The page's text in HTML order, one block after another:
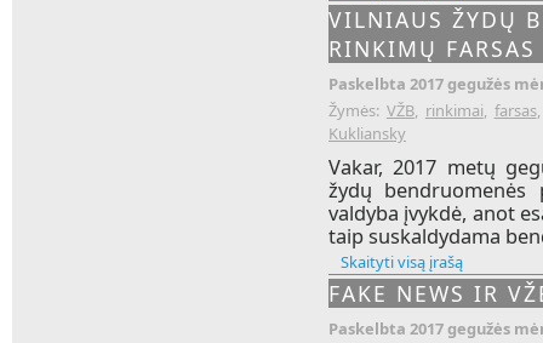
VILNIAUS ŽYDŲ
RINKIMŲ FARSAS
Paskelbta 2017 gegužės
Žymės: VŽB, rinkimai, farsas
Kukliansky
Vakar, 2017 metų
žydų bendruomenės
valdyba įvykdė, anot
taip suskaldydama
Skaityti visą įrašą
FAKE NEWS IR
Paskelbta 2017 gegužės